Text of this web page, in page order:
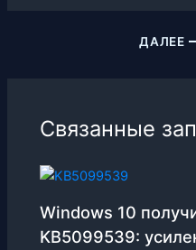
ДАЛЕЕ
Связанные
Windows 10
KB5099539: